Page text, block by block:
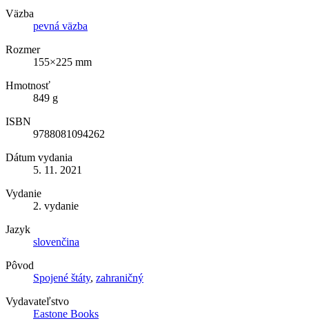
Väzba
pevná väzba
Rozmer
155×225 mm
Hmotnosť
849 g
ISBN
9788081094262
Dátum vydania
5. 11. 2021
Vydanie
2. vydanie
Jazyk
slovenčina
Pôvod
Spojené štáty, zahraničný
Vydavateľstvo
Eastone Books